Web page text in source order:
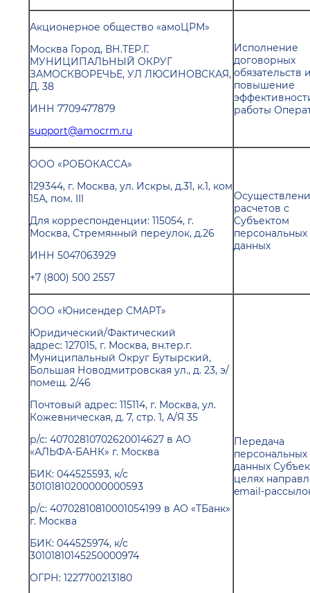
Акционерное общество «амоЦРМ»
Москва Город, ВН.ТЕР.Г.
МУНИЦИПАЛЬНЫЙ ОКРУГ
ЗАМОСКВОРЕЧЬЕ, УЛ ЛЮСИНОВСКАЯ,
Д. 38
ИНН 7709477879
support@amocrm.ru
Исполнение
договорных
обязательств
повышение
работы
ООО «РОБОКАССА»
129344, г. Москва, ул. Искры, д.31, к.1, ком
15А, пом. III
Для корреспонденции: 115054, г.
Москва, Стремянный переулок, д.26
ИНН 5047063929
+7 (800) 500 2557
расчетов с
Субъектом
персональных
данных
ООО «Юнисендер СМАРТ»
Юридический/Фактический
адрес: 127015, г. Москва, вн.тер.г.
Муниципальный Округ Бутырский,
Большая Новодмитровская ул., д. 23, э/
помещ. 2/46
Почтовый адрес: 115114, г. Москва, ул.
Кожевническая, д. 7, стр. 1, А/Я 35
р/с: 40702810702620014627 в АО
«АЛЬФА-БАНК» г. Москва
БИК: 044525593, к/с
30101810200000000593
р/с: 40702810810001054199 в АО «ТБанк»
г. Москва
БИК: 044525974, к/с
30101810145250000974
ОГРН: 1227700213180
Передача
персональных
данных
целях
email-